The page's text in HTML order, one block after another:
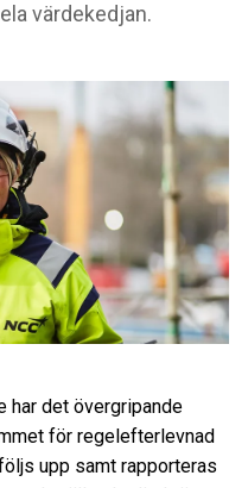
värdekedjan.
har det övergripande
för regelefterlevnad
upp samt rapporteras